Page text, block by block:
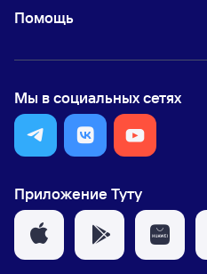
Помощь
Мы в социальных сетях
Приложение Туту